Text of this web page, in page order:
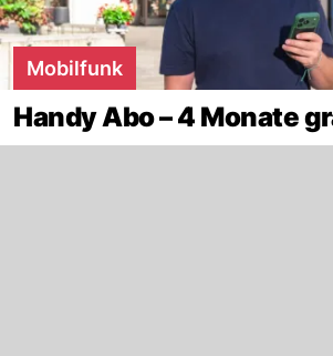
Mobilfunk
Handy Abo – 4 Monate